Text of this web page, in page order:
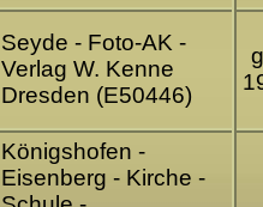
Seyde - Foto-AK -
Verlag W. Kenne
Dresden (E50446)
Königshofen -
Eisenberg - Kirche -